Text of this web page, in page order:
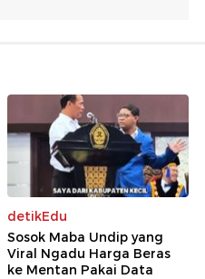
detikEdu
Sosok Maba Undip yang
Viral Ngadu Harga Beras
ke Mentan Pakai Data